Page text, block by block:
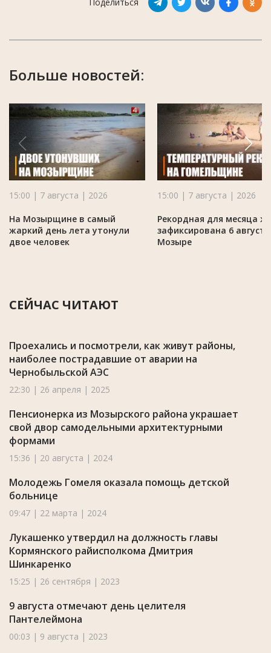
Поделиться
Больше новостей:
15:00 | 7 августа | 2026
На Мозырщине в самый
жаркий день лета утонули
двое человек
15:00 | 7 августа | 2026
Рекордная для месяца
зафиксирована 6
Мозыре
СЕЙЧАС ЧИТАЮТ
Проехались и посмотрели, как живут районы,
наиболее пострадавшие от аварии на
Чернобыльской АЭС
22:30 | 26 апреля | 2025
Пенсионерка из Мозырского района украшает
свой двор самодельными архитектурными
формами
15:36 | 20 августа | 2024
Молодежь Гомеля оказала помощь детской
больнице
09:47 | 22 марта | 2024
Лукашенко утвердил на должность главы
Кормянского райисполкома Дмитрия
Шинкаренко
15:25 | 26 сентября | 2023
9 августа отмечают день целителя
Пантелеймона
00:03 | 9 августа | 2023